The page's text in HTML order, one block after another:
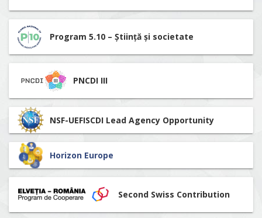
Program 5.10 – Știință și societate
PNCDI III
NSF-UEFISCDI Lead Agency Opportunity
Horizon Europe
Second Swiss Contribution